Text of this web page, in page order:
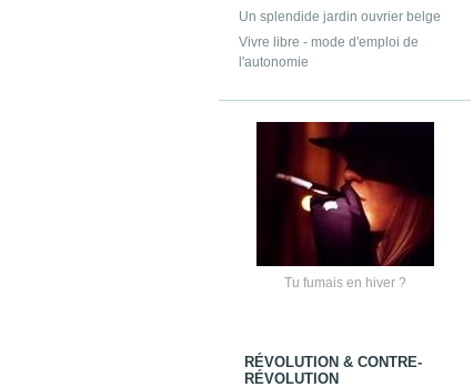
Un splendide jardin ouvrier belge
Vivre libre - mode d'emploi de
l'autonomie
Tu fumais en hiver ?
RÉVOLUTION & CONTRE-
RÉVOLUTION